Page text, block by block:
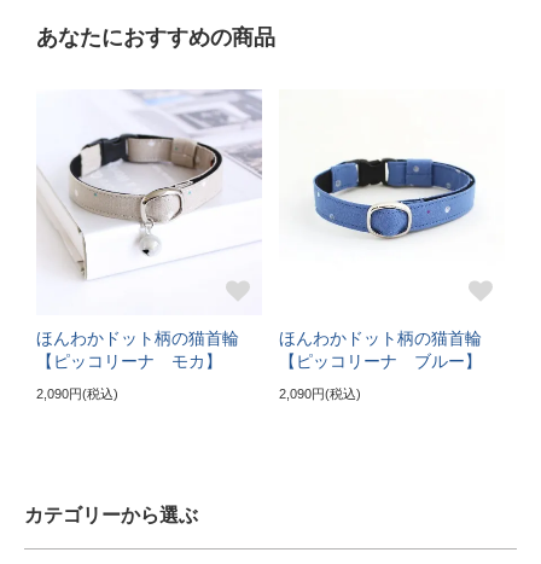
Mサイズ
16～21cm
〔首輪サイズ〕
バックルで18～27cmに調節可能
〔サイズの目安〕
3～5kgの成猫
《特注》Lサイズ（+5cm）
〔ぴったり測った猫ちゃんの首まわり〕
バックルで23～32cmに調節可能
あなたにおすすめの商品
ほんわかドット柄の猫首輪
【ピッコリーナ モカ】
2,090円(税込)
ほんわかドット柄の猫首輪
【ピッコリーナ ブルー】
2,090円(税込)
カテゴリーから選ぶ